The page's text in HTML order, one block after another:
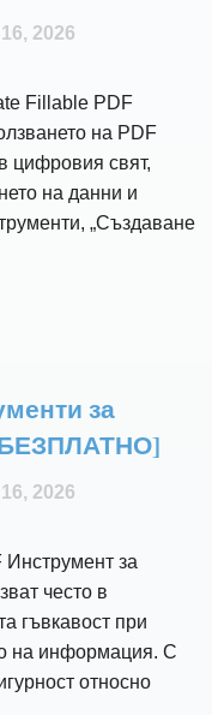
2026
Fillable PDF
на PDF
цифровия свят,
на данни и
„Създаване
за
2026
за
често в
гъвкавост при
на информация. С
относно